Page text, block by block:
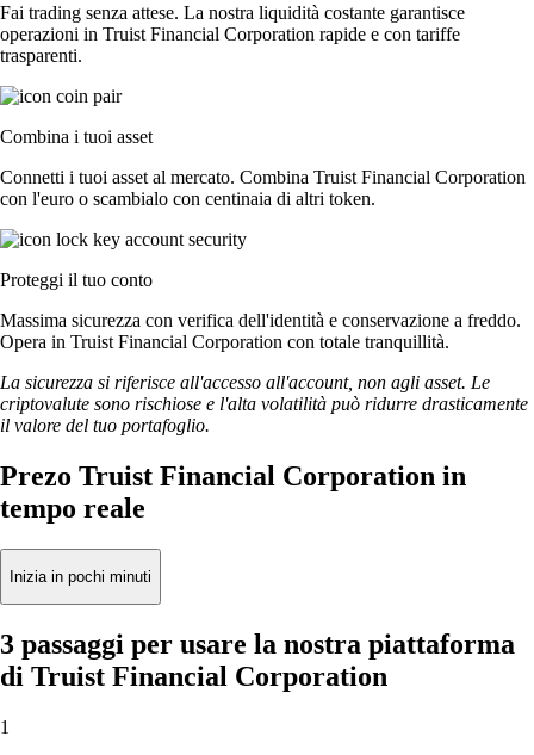
Fai trading senza attese. La nostra liquidità costante garantisce
operazioni in Truist Financial Corporation rapide e con tariffe
trasparenti.
Combina i tuoi asset
Connetti i tuoi asset al mercato. Combina Truist Financial Corporation
con l'euro o scambialo con centinaia di altri token.
Proteggi il tuo conto
Massima sicurezza con verifica dell'identità e conservazione a freddo.
Opera in Truist Financial Corporation con totale tranquillità.
La sicurezza si riferisce all'accesso all'account, non agli asset. Le
criptovalute sono rischiose e l'alta volatilità può ridurre drasticamente
il valore del tuo portafoglio.
Prezo Truist Financial Corporation in
tempo reale
Inizia in pochi minuti
3 passaggi per usare la nostra piattaforma
di Truist Financial Corporation
1